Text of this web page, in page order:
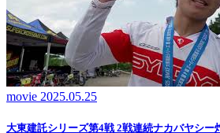
movie 2025.05.25
大東建託シリーズ第4戦 2戦連続ナカバヤシー